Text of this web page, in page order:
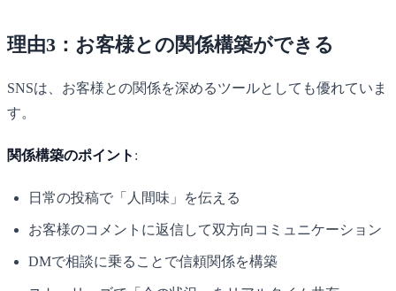
理由3：お客様との関係構築ができる
SNSは、お客様との関係を深めるツールとしても優れていま
す。
関係構築のポイント :
日常の投稿で「人間味」を伝える
お客様のコメントに返信して双方向コミュニケーション
DMで相談に乗ることで信頼関係を構築